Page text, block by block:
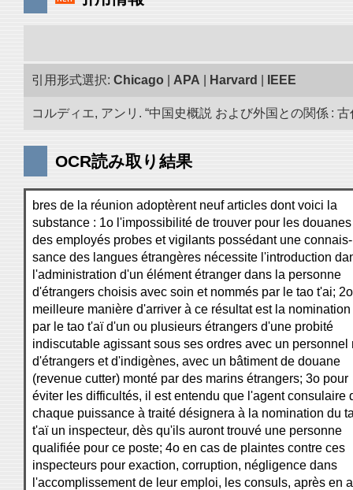
引用形式選択: Chicago APA Harvard IEEE
コルディエ, アンリ. “中国史概説 および外国との関係 :
OCR読み取り結果
bres de la réunion adoptèrent neuf articles dont voici la
substance : 1o l'impossibilité de trouver pour les douanes
des employés probes et vigilants possédant une connais-
sance des langues étrangères nécessite l'introduction
l'administration d'un élément étranger dans la personne
d'étrangers choisis avec soin et nommés par le tao t'ai;
meilleure manière d'arriver à ce résultat est la nomination
par le tao t'aï d'un ou plusieurs étrangers d'une probité
indiscutable agissant sous ses ordres avec un personnel
d'étrangers et d'indigènes, avec un bâtiment de douane
(revenue cutter) monté par des marins étrangers; 3o pour
éviter les difficultés, il est entendu que l'agent consulaire
chaque puissance à traité désignera à la nomination du
t'aï un inspecteur, dès qu'ils auront trouvé une personne
qualifiée pour ce poste; 4o en cas de plaintes contre ces
inspecteurs pour exaction, corruption, négligence dans
l'accomplissement de leur emploi, les consuls, après en